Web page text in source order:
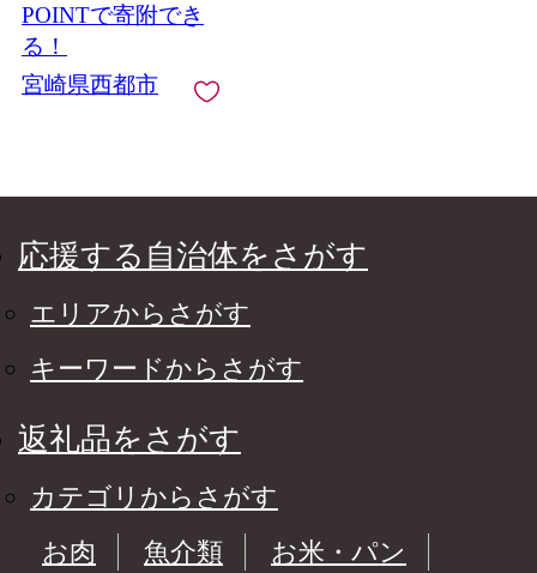
POINTで寄附でき
る！
宮崎県西都市
応援する自治体をさがす
エリアからさがす
キーワードからさがす
返礼品をさがす
カテゴリからさがす
お肉
魚介類
お米・パン